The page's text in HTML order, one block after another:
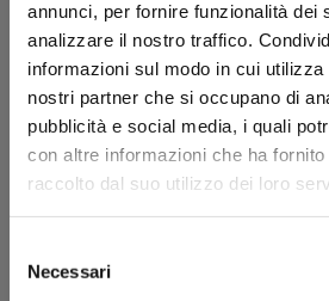
annunci, per fornire funzionalità dei
analizzare il nostro traffico.
informazioni sul modo in cui
nostri partner che si occupano di
pubblicità e social media, i quali
con altre informazioni che ha
raccolto dal suo utilizzo dei loro
delNecessari
Detrazioni
sistemi
Le ultime notizie relative alla
riguardano gli incentivi legati
L’informazione è
Iscriviti alla nostra newsletter